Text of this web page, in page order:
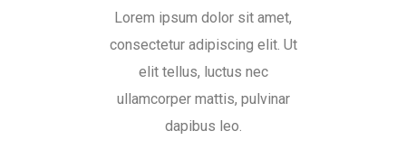
Lorem ipsum dolor sit amet,
consectetur adipiscing elit. Ut
elit tellus, luctus nec
ullamcorper mattis, pulvinar
dapibus leo.